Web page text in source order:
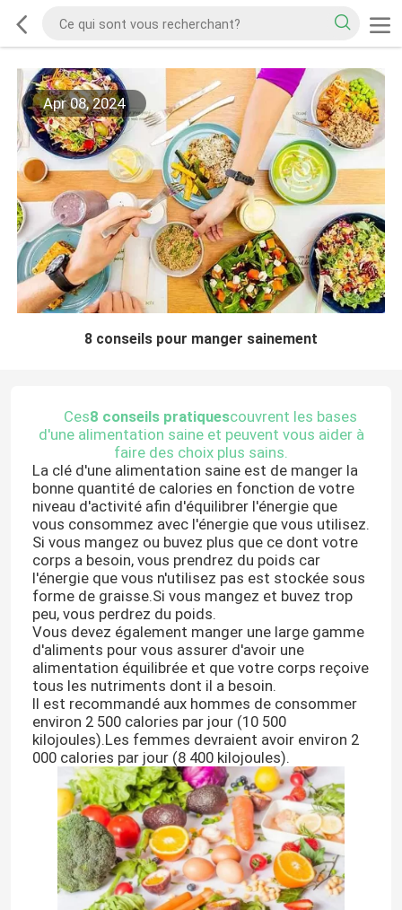
Apr 08, 2024
8 conseils pour manger sainement
Ces8 conseils pratiquescouvrent les bases
d'une alimentation saine et peuvent vous aider à
faire des choix plus sains.
La clé d'une alimentation saine est de manger la
bonne quantité de calories en fonction de votre
niveau d'activité afin d'équilibrer l'énergie que
vous consommez avec l'énergie que vous utilisez.
Si vous mangez ou buvez plus que ce dont votre
corps a besoin, vous prendrez du poids car
l'énergie que vous n'utilisez pas est stockée sous
forme de graisse.Si vous mangez et buvez trop
peu, vous perdrez du poids.
Vous devez également manger une large gamme
d'aliments pour vous assurer d'avoir une
alimentation équilibrée et que votre corps reçoive
tous les nutriments dont il a besoin.
Il est recommandé aux hommes de consommer
environ 2 500 calories par jour (10 500
kilojoules).Les femmes devraient avoir environ 2
000 calories par jour (8 400 kilojoules).